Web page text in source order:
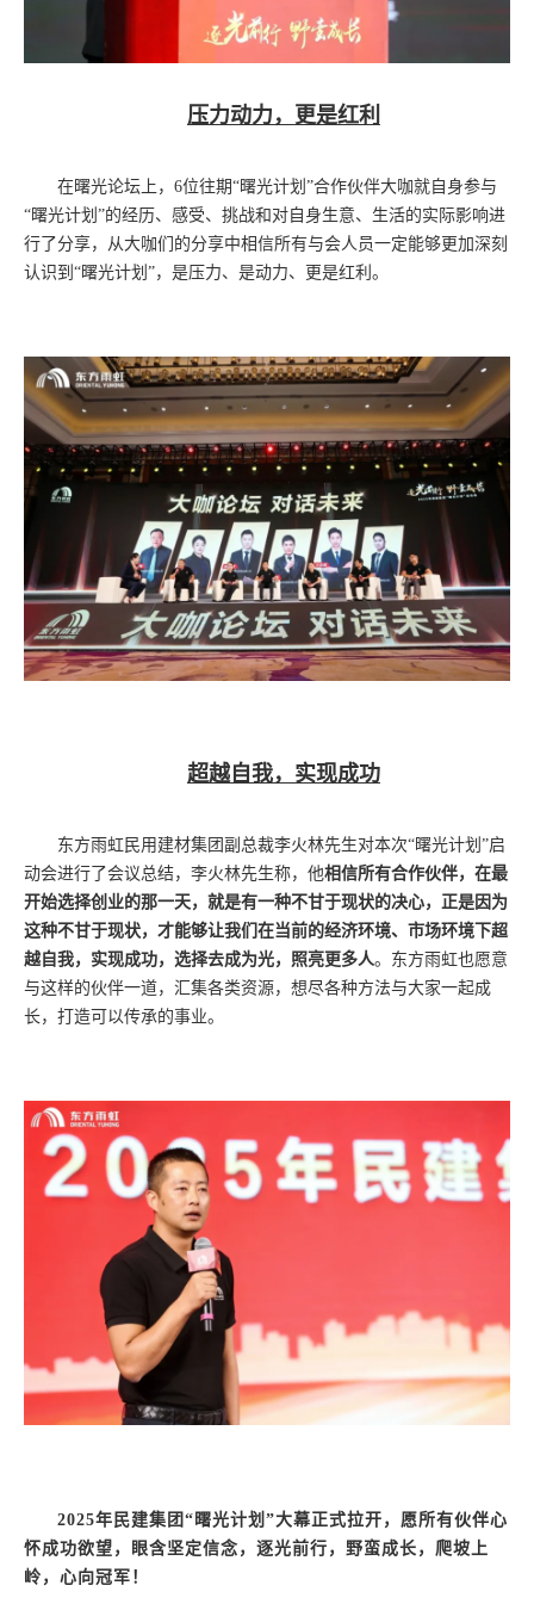
压力动力，更是红利
在曙光论坛上， 6位往期“曙光计划”合作伙伴大咖就自身参与
“曙光计划”的经历、感受、挑战和对自身生意、生活的实际影响进
行了分享，从大咖们的分享中相信所有与会人员一定能够更加深刻
认识到“曙光计划”，是压力、是动力、更是红利。
超越自我，实现成功
东方雨虹民用建材集团副总裁李火林先生对本次“曙光计划”启
动会进行了会议总结，李火林先生称，他相信所有合作伙伴，在最
开始选择创业的那一天，就是有一种不甘于现状的决心，正是因为
这种不甘于现状，才能够让我们在当前的经济环境、市场环境下超
越自我，实现成功，选择去成为光，照亮更多人。东方雨虹也愿意
与这样的伙伴一道，汇集各类资源，想尽各种方法与大家一起成
长，打造可以传承的事业。
2025年民建集团“曙光计划”大幕正式拉开，愿所有伙伴心
怀成功欲望，眼含坚定信念，逐光前行，野蛮成长，爬坡上
岭，心向冠军！